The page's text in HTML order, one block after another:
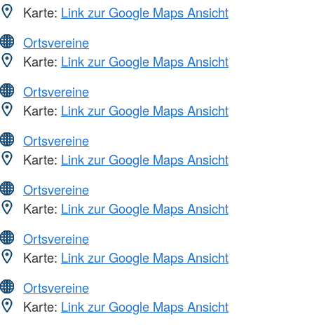
Karte: Link zur Google Maps Ansicht
Ortsvereine
Karte: Link zur Google Maps Ansicht
Ortsvereine
Karte: Link zur Google Maps Ansicht
Ortsvereine
Karte: Link zur Google Maps Ansicht
Ortsvereine
Karte: Link zur Google Maps Ansicht
Ortsvereine
Karte: Link zur Google Maps Ansicht
Ortsvereine
Karte: Link zur Google Maps Ansicht